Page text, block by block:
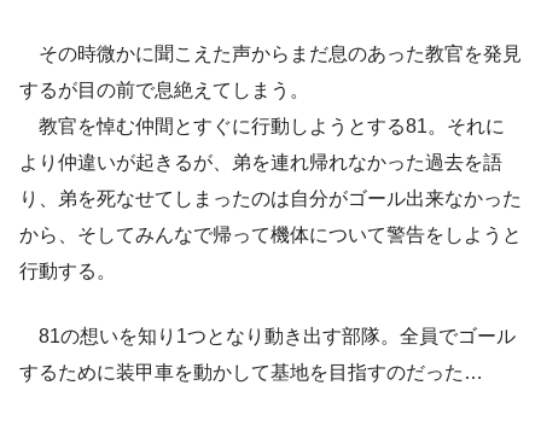
その時微かに聞こえた声からまだ息のあった教官を発見
するが目の前で息絶えてしまう。
教官を悼む仲間とすぐに行動しようとする81。それに
より仲違いが起きるが、弟を連れ帰れなかった過去を語
り、弟を死なせてしまったのは自分がゴール出来なかった
から、そしてみんなで帰って機体について警告をしようと
行動する。
81の想いを知り1つとなり動き出す部隊。全員でゴール
するために装甲車を動かして基地を目指すのだった…